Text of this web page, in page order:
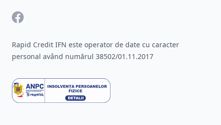
Facebook
Rapid Credit IFN este operator de date cu caracter
personal având numărul 38502/01.11.2017